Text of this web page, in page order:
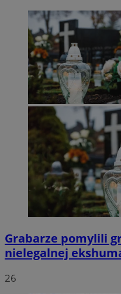
Grabarze pomylili
nielegalnej
26